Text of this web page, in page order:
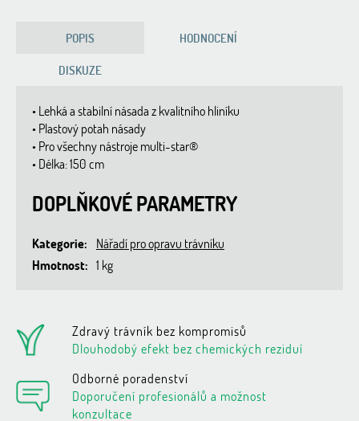
POPIS
HODNOCENÍ
DISKUZE
• Lehká a stabilní násada z kvalitního hliníku
• Plastový potah násady
• Pro všechny nástroje multi-star®
• Délka: 150 cm
DOPLŇKOVÉ PARAMETRY
Kategorie:
Nářadí pro opravu trávníku
Hmotnost: 1 kg
Zdravý trávník bez kompromisů
Dlouhodobý efekt bez chemických reziduí
Odborné poradenství
Doporučení profesionálů a možnost
konzultace